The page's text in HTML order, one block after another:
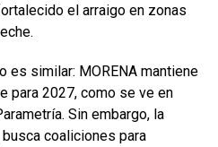
el arraigo en zonas
es similar: MORENA mantiene
para 2027, como se ve en
Sin embargo, la
coaliciones para